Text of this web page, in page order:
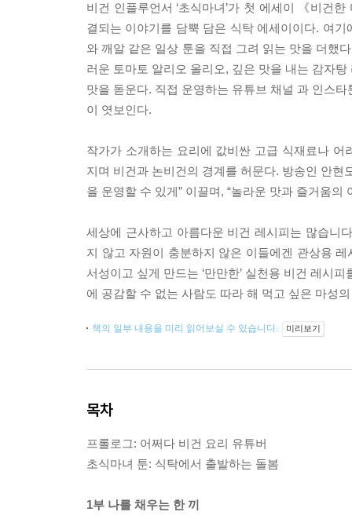
비건 인플루언서 ‘초식마녀’가 첫 에세이 《비건
결되는 이야기를 담뿍 담은 식탁 에세이이다. 여
와 깨알 같은 일상 툰을 직접 그려 읽는 맛을 더했
러운 토마토 알리오 올리오, 깊은 맛을 내는 감자
맛을 돋운다. 직접 운영하는 유튜브 채널 과 인스
이 엿보인다.
작가가 소개하는 요리에 값비싼 고급 식재료나
지며 비건과 논비건의 경계를 허문다. 방송인 안
을 운영할 수 있게” 이끌며, “놀라운 맛과 즐거움의
세상에 근사하고 아름다운 비건 레시피는 많습니
지 않고 자원이 충분하지 않은 이들에겐 관상용
서성이고 싶게 만드는 ‘만만한’ 실천용 비건 레시
에 공감할 수 없는 사람도 따라 해 먹고 싶은 마성
책의 일부 내용을 미리 읽어보실 수 있습니다. 미리보기
목차
프롤로그: 어쩌다 비건 요리 유튜버
초식마녀 툰: 식탁에서 출발하는 돌봄
1부 나를 채우는 한 끼